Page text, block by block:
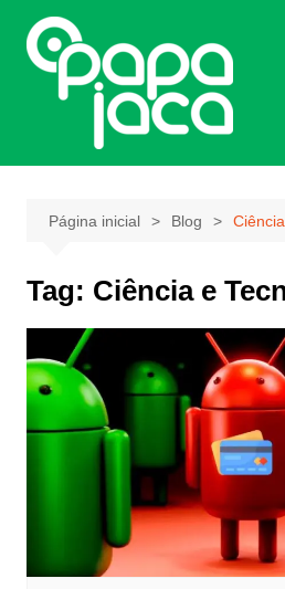
para
conteúdo
Página inicial Blog
Tag: Ciência e